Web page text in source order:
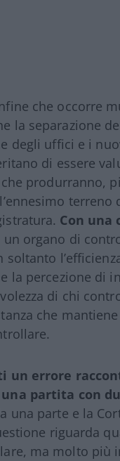
che occorre
la separazione
degli uffici e i
di essere
produrranno,
terreno
Con una
organo di
soltanto
la percezione di
di chi
che
un errore
partita con
una parte e la
riguarda
ma molto più